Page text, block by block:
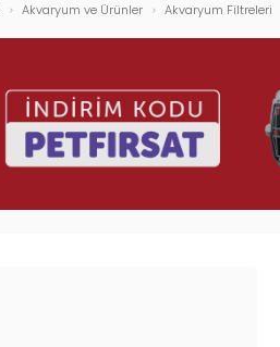
Akvaryum ve Ürünler Akvaryum Filtreleri